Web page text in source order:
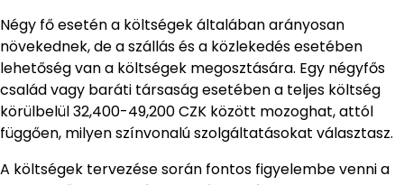
Négy fő esetén a költségek általában arányosan
növekednek, de a szállás és a közlekedés esetében
lehetőség van a költségek megosztására. Egy négyfős
család vagy baráti társaság esetében a teljes költség
körülbelül 32,400-49,200 CZK között mozoghat, attól
függően, milyen színvonalú szolgáltatásokat választasz.
A költségek tervezése során fontos figyelembe venni a